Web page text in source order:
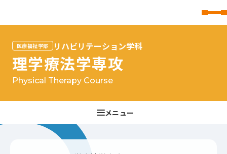
医療福祉学部 リハビリテーション学科
理学療法学専攻
Physical Therapy Course